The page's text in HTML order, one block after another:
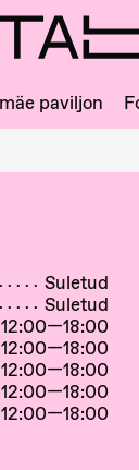
paviljon
Suletud
Suletud
12:00—18:00
12:00—18:00
12:00—18:00
12:00—18:00
12:00—18:00